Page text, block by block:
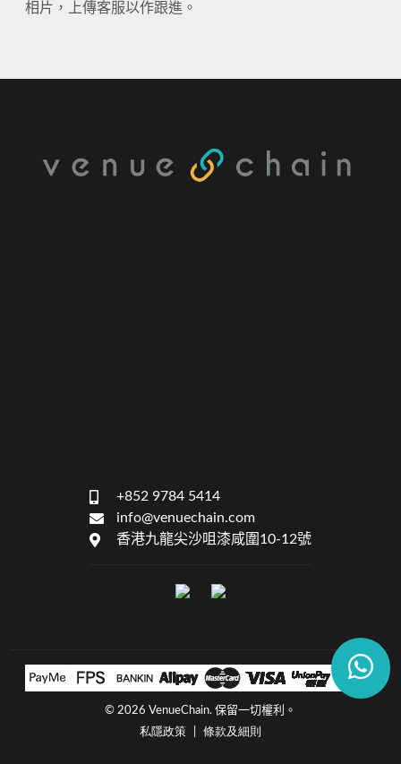
相片，上傳客服以作跟進。
+852 9784 5414
info@venuechain.com
香港九龍尖沙咀漆咸圍10-12號
© 2026 VenueChain. 保留一切權利。
私隱政策 條款及細則